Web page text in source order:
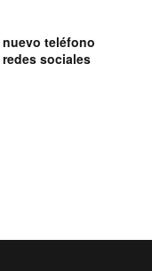
teléfono
sociales